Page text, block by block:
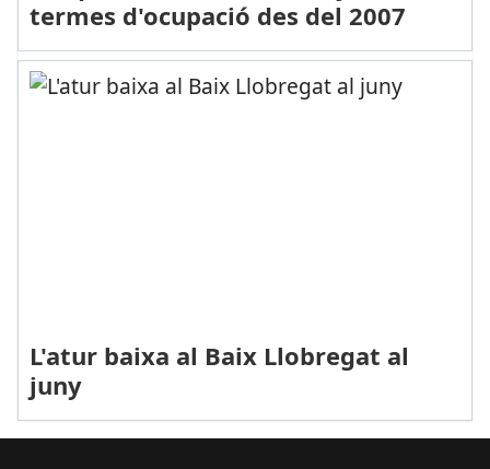
termes d'ocupació des del 2007
L'atur baixa al Baix Llobregat al
juny